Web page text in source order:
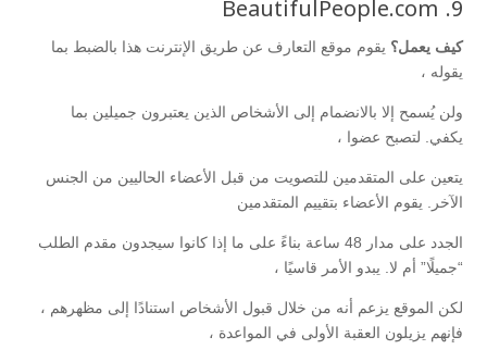
9. BeautifulPeople.com
كيف يعمل؟ يقوم موقع التعارف عن طريق الإنترنت هذا بالضبط بما
يقوله ،
ولن يُسمح إلا بالانضمام إلى الأشخاص الذين يعتبرون جميلين بما
يكفي. لتصبح عضوا ،
يتعين على المتقدمين للتصويت من قبل الأعضاء الحاليين من الجنس
الآخر. يقوم الأعضاء بتقييم المتقدمين
الجدد على مدار 48 ساعة بناءً على ما إذا كانوا سيجدون مقدم الطلب
“جميلًا” أم لا. يبدو الأمر قاسيًا ،
لكن الموقع يزعم أنه من خلال قبول الأشخاص استنادًا إلى مظهرهم ،
فإنهم يزيلون العقبة الأولى في المواعدة ،